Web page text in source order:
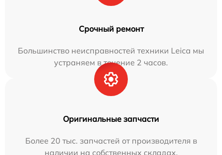
Срочный ремонт
Большинство неисправностей техники Leica мы
устраняем в течение 2 часов.
Оригинальные запчасти
Более 20 тыс. запчастей от производителя в
наличии на собственных складах.